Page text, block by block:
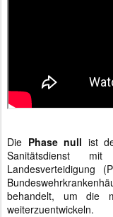
Die Phase null ist
Sanitätsdienst
Landesverteidigung
behandelt, um die
weiterzuentwickeln.